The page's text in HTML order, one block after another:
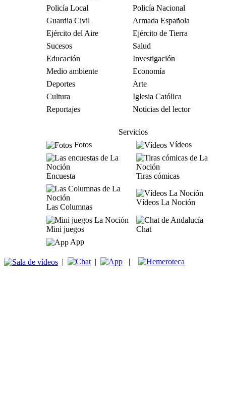
Policía Local
Policía Nacional
Guardia Civil
Armada Española
Ejército del Aire
Ejército de Tierra
Sucesos
Salud
Educación
Investigación
Medio ambiente
Economía
Deportes
Arte
Cultura
Iglesia Católica
Reportajes
Noticias del lector
Servicios
Fotos
Vídeos
Encuesta Tiras cómicas
Las Columnas
Vídeos La Noción
Mini juegos
Chat
App
| | |